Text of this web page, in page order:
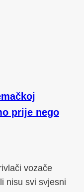
prije nego
vozače
nisu svi svjesni